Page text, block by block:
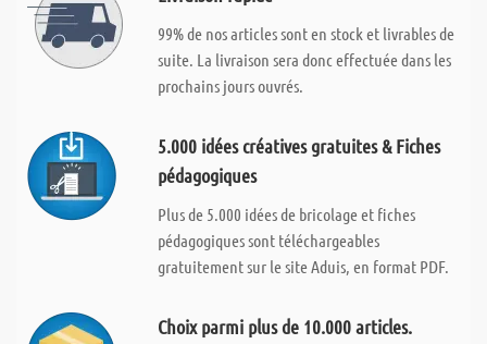
99% de nos articles sont en stock et livrables de
suite. La livraison sera donc effectuée dans les
prochains jours ouvrés.
5.000 idées créatives gratuites & Fiches
pédagogiques
Plus de 5.000 idées de bricolage et fiches
pédagogiques sont téléchargeables
gratuitement sur le site Aduis, en format PDF.
Choix parmi plus de 10.000 articles.